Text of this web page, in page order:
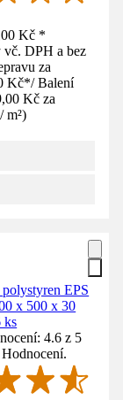
Kč *
vč. DPH a bez
za
Kč*/ Balení
Kč za
/ m²)
EPS
x 500 x 30
ks
4.6 z 5